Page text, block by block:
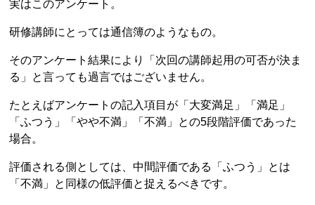
実はこのアンケート。
研修講師にとっては通信簿のようなもの。
そのアンケート結果により「次回の講師起用の可否が決ま
る」と言っても過言ではございません。
たとえばアンケートの記入項目が「大変満足」「満足」
「ふつう」「やや不満」「不満」との5段階評価であった
場合。
評価される側としては、中間評価である「ふつう」とは
「不満」と同様の低評価と捉えるべきです。